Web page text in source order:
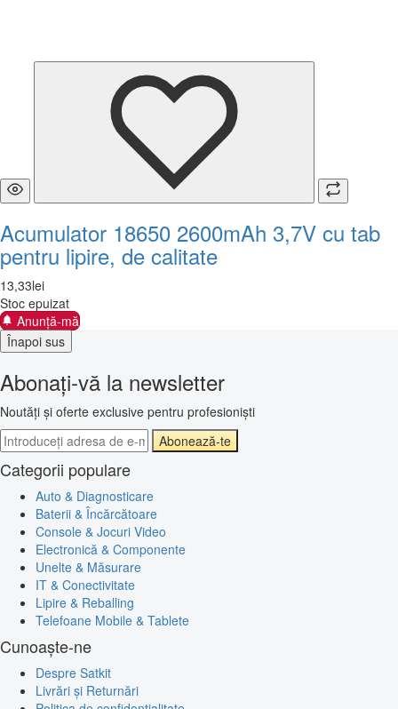
Acumulator 18650 2600mAh 3,7V cu tab
pentru lipire, de calitate
13,33lei
Stoc epuizat
Anunță-mă
Înapoi sus
Abonați-vă la newsletter
Noutăți și oferte exclusive pentru profesioniști
Abonează-te
Categorii populare
Auto & Diagnosticare
Baterii & Încărcătoare
Console & Jocuri Video
Electronică & Componente
Unelte & Măsurare
IT & Conectivitate
Lipire & Reballing
Telefoane Mobile & Tablete
Cunoaște-ne
Despre Satkit
Livrări și Returnări